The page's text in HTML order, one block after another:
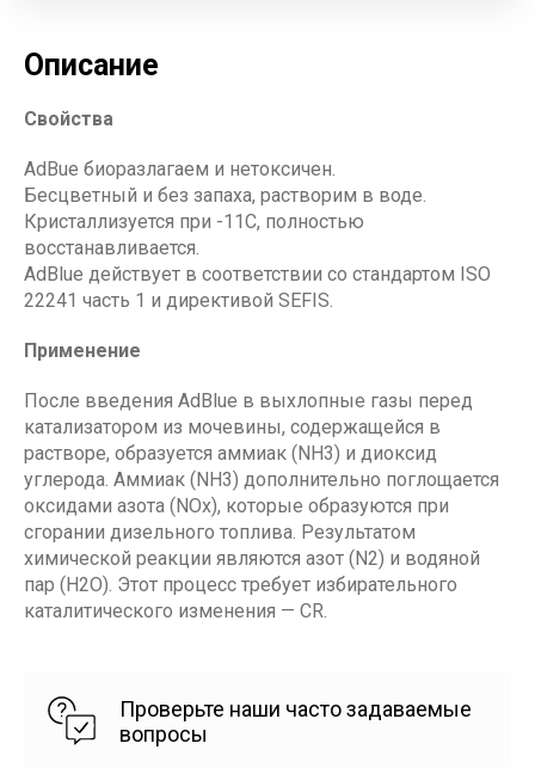
Описание
Свойства
AdBue биоразлагаем и нетоксичен.
Бесцветный и без запаха, растворим в воде.
Кристаллизуется при -11C, полностью
восстанавливается.
AdBlue действует в соответствии со стандартом ISO
22241 часть 1 и директивой SEFIS.
Применение
После введения AdBlue в выхлопные газы перед
катализатором из мочевины, содержащейся в
растворе, образуется аммиак (NH3) и диоксид
углерода. Аммиак (NH3) дополнительно поглощается
оксидами азота (NOx), которые образуются при
сгорании дизельного топлива. Результатом
химической реакции являются азот (N2) и водяной
пар (H2O). Этот процесс требует избирательного
каталитического изменения — СR.
Проверьте наши часто задаваемые
вопросы